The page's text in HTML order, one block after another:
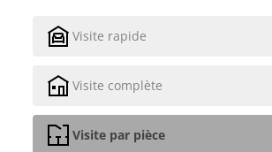
Visite rapide
Visite complète
Visite par pièce